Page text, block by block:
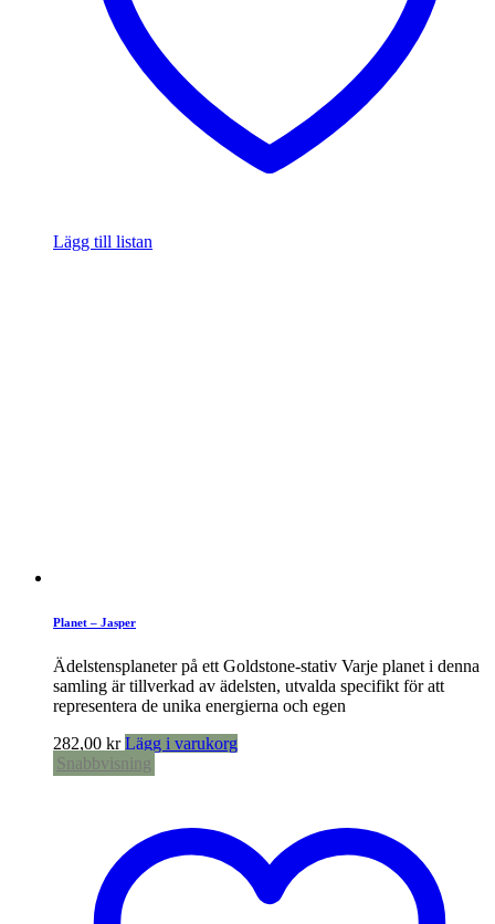
Lägg till listan
Planet – Jasper
Ädelstensplaneter på ett Goldstone-stativ Varje planet i denna
samling är tillverkad av ädelsten, utvalda specifikt för att
representera de unika energierna och egen
282,00 kr Lägg i varukorg
Snabbvisning